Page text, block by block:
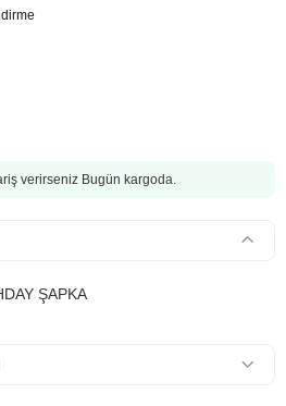
verirseniz Bugün kargoda.
ŞAPKA